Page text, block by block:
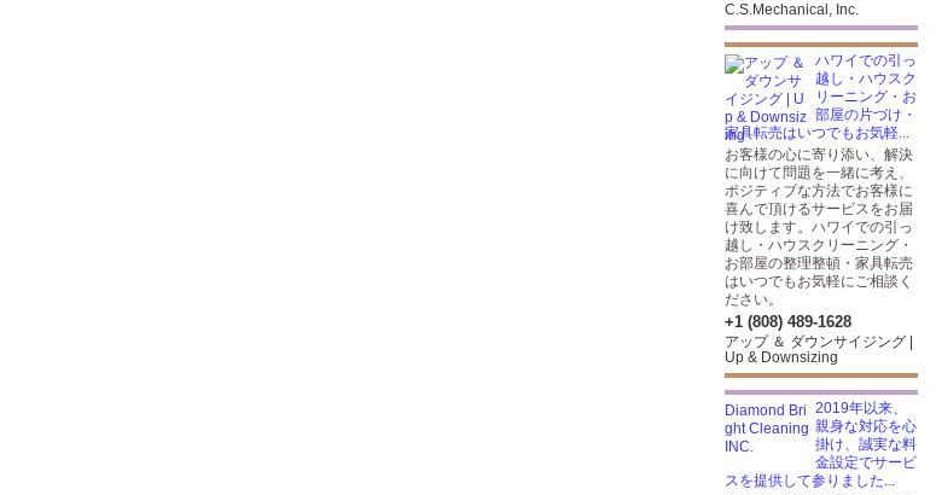
C.S.Mechanical, Inc.
ハワイでの引っ
越し・ハウスク
リーニング・お
部屋の片づけ・
家具転売はいつでもお気軽...
お客様の⼼に寄り添い、解決
に向けて問題を一緒に考え、
ポジティブな方法でお客様に
喜んで頂けるサービスをお届
け致します。ハワイでの引っ
越し・ハウスクリーニング・
お部屋の整理整頓・家具転売
はいつでもお気軽にご相談く
ださい。
+1 (808) 489-1628
アップ ＆ ダウンサイジング |
Up & Downsizing
2019年以来、
親身な対応を心
掛け、誠実な料
金設定でサービ
スを提供して参りました...